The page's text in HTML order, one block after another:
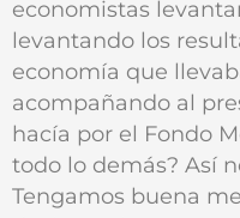
economistas
levantando los
economía que
acompañando al
hacía por el Fondo
todo lo demás? Así
Tengamos buena